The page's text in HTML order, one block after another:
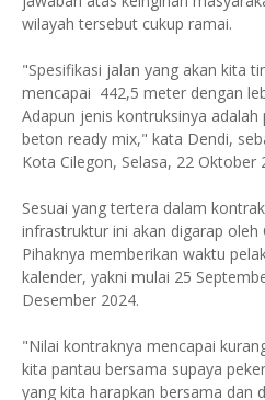
wilayah tersebut cukup ramai.
"Spesifikasi jalan yang akan kita
mencapai 442,5 meter dengan
Adapun jenis kontruksinya
beton ready mix," kata Dendi,
Kota Cilegon, Selasa, 22 Oktober
Sesuai yang tertera dalam
infrastruktur ini akan digarap oleh
Pihaknya memberikan waktu
kalender, yakni mulai 25
Desember 2024.
"Nilai kontraknya mencapai
kita pantau bersama supaya
yang kita harapkan bersama dan